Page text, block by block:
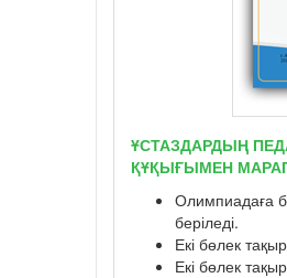
ҰСТАЗДАРДЫҢ
ҚҰҚЫҒЫМЕН
Олимпиадаға
беріледі.
Екі бөлек
Екі бөлек